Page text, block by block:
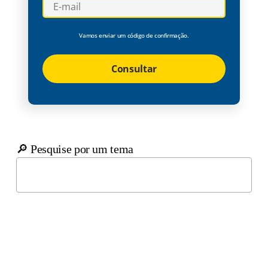
Vamos enviar um código de confirmação.
Consultar
🔎 Pesquise por um tema